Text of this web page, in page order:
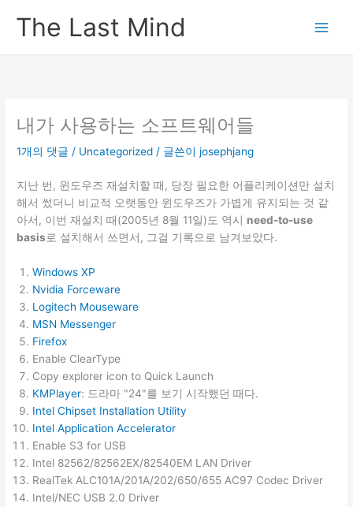
The Last Mind
내가 사용하는 소프트웨어들
1개의 댓글 / Uncategorized / 글쓴이josephjang
지난 번, 윈도우즈 재설치할 때, 당장 필요한 어플리케이션만 설치
해서 썼더니 비교적 오랫동안 윈도우즈가 가볍게 유지되는 것 같
아서, 이번 재설치 때(2005년 8월 11일)도 역시 need-to-use
basis로 설치해서 쓰면서, 그걸 기록으로 남겨보았다.
Windows XP
Nvidia Forceware
Logitech Mouseware
MSN Messenger
Firefox
Enable ClearType
Copy explorer icon to Quick Launch
KMPlayer: 드라마 "24"를 보기 시작했던 때다.
Intel Chipset Installation Utility
Intel Application Accelerator
Enable S3 for USB
Intel 82562/82562EX/82540EM LAN Driver
RealTek ALC101A/201A/202/650/655 AC97 Codec Driver
Intel/NEC USB 2.0 Driver